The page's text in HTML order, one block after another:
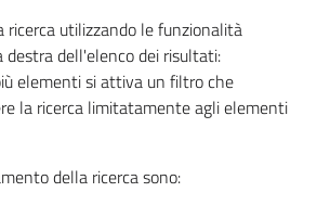
ricerca utilizzando le funzionalità
destra dell'elenco dei risultati:
elementi si attiva un filtro che
la ricerca limitatamente agli elementi
della ricerca sono: